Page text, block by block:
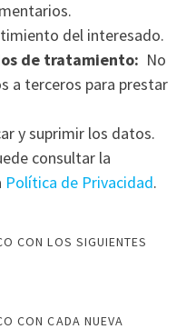
del interesado.
de tratamiento: No
a terceros para prestar
y suprimir los datos.
consultar la
Política de Privacidad.
CON LOS SIGUIENTES
CON CADA NUEVA